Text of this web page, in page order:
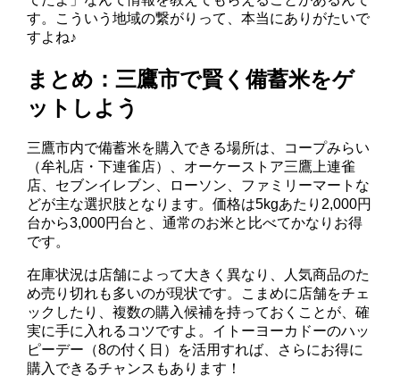
す。こういう地域の繋がりって、本当にありがたいで
すよね♪
まとめ：三鷹市で賢く備蓄米をゲ
ットしよう
三鷹市内で備蓄米を購入できる場所は、コープみらい
（牟礼店・下連雀店）、オーケーストア三鷹上連雀
店、セブンイレブン、ローソン、ファミリーマートな
どが主な選択肢となります。価格は5kgあたり2,000円
台から3,000円台と、通常のお米と比べてかなりお得
です。
在庫状況は店舗によって大きく異なり、人気商品のた
め売り切れも多いのが現状です。こまめに店舗をチェ
ックしたり、複数の購入候補を持っておくことが、確
実に手に入れるコツですよ。イトーヨーカドーのハッ
ピーデー（8の付く日）を活用すれば、さらにお得に
購入できるチャンスもあります！